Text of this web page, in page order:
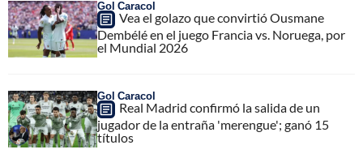
Gol Caracol
Vea el golazo que convirtió Ousmane
Dembélé en el juego Francia vs. Noruega, por
el Mundial 2026
Gol Caracol
Real Madrid confirmó la salida de un
jugador de la entraña 'merengue'; ganó 15
títulos